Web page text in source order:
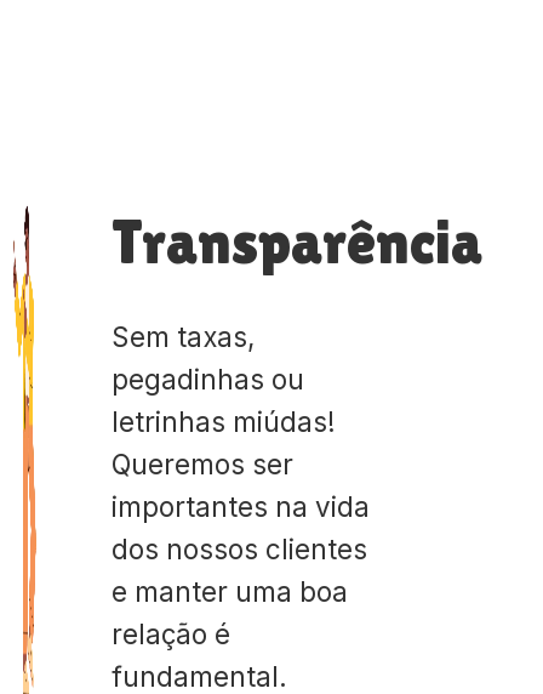
Transparência
Sem taxas,
pegadinhas ou
letrinhas miúdas!
Queremos ser
importantes na vida
dos nossos clientes
e manter uma boa
relação é
fundamental.